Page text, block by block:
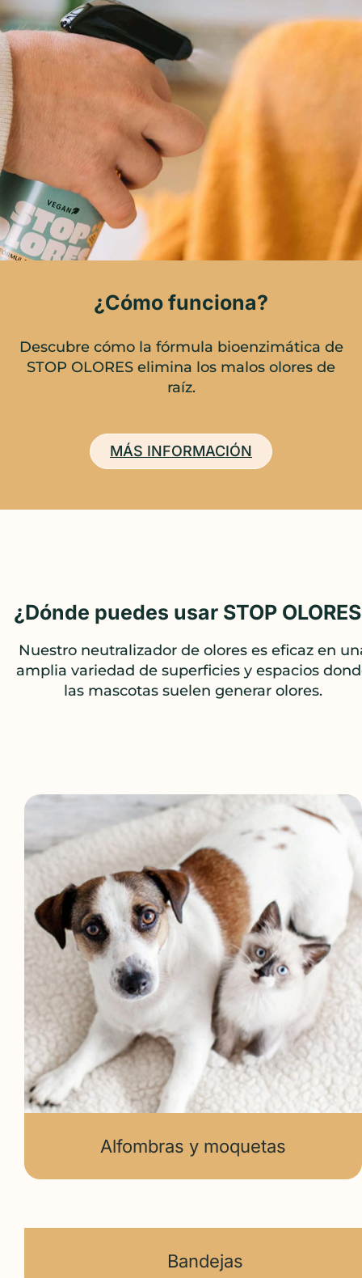
¿Cómo funciona?
Descubre cómo la fórmula bioenzimática de
STOP OLORES elimina los malos olores de
raíz.
MÁS INFORMACIÓN
¿Dónde puedes usar STOP
Nuestro neutralizador de olores es eficaz en
amplia variedad de superficies y espacios
las mascotas suelen generar olores.
Alfombras y moquetas
Bandejas